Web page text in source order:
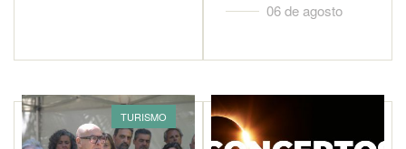
06 de agosto
TURISMO